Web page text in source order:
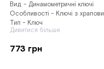
Вид - Динамометричні ключі
Особливості - Ключі з
Тип - Ключ
Дивитися більше
773 грн